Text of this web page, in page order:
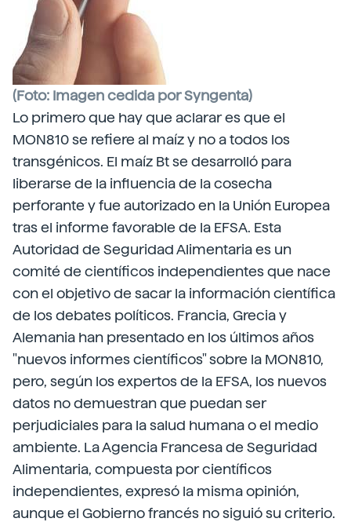
(Foto: Imagen cedida por Syngenta)
Lo primero que hay que aclarar es que el
MON810 se refiere al maíz y no a todos los
transgénicos. El maíz Bt se desarrolló para
liberarse de la influencia de la cosecha
perforante y fue autorizado en la Unión Europea
tras el informe favorable de la EFSA. Esta
Autoridad de Seguridad Alimentaria es un
comité de científicos independientes que nace
con el objetivo de sacar la información científica
de los debates políticos. Francia, Grecia y
Alemania han presentado en los últimos años
"nuevos informes científicos" sobre la MON810,
pero, según los expertos de la EFSA, los nuevos
datos no demuestran que puedan ser
perjudiciales para la salud humana o el medio
ambiente. La Agencia Francesa de Seguridad
Alimentaria, compuesta por científicos
independientes, expresó la misma opinión,
aunque el Gobierno francés no siguió su criterio.